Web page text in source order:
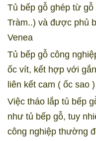
Tủ bếp gỗ ghép từ
Tràm..) và được phủ
Venea
Tủ bếp gỗ công
ốc vít, kết hợp với
liên kết cam ( ốc sao )
Việc tháo lắp tủ bếp
như tủ bếp gỗ, tuy
công nghiệp thường